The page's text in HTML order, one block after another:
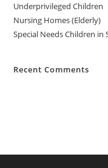
Underprivileged Children
Nursing Homes (Elderly)
Special Needs Children in
Recent Comments